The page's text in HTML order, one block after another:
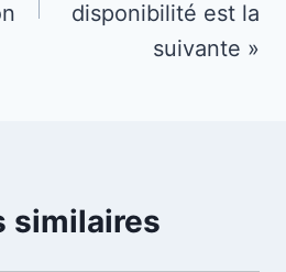
disponibilité est la
suivante »
similaires